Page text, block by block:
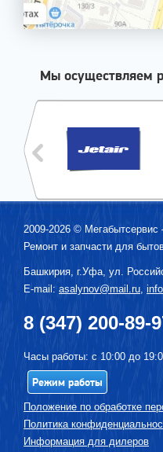
Мы осуществляем
2009-2026 © Мегабытсервис
Ремонт и запчасти для
Башкирия, г.Уфа ул.
E-mail: asalynov@mail.ru
8 (347) 200-89-
Часы работы: с 10:00 до
Режим работы
Положение по обработке
Политика
Информация для дилеров